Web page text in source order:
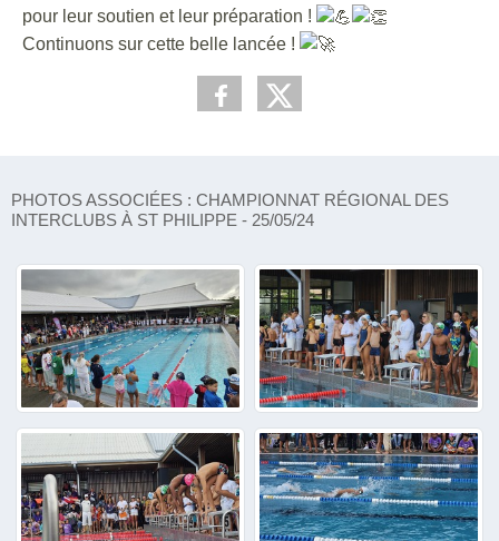
pour leur soutien et leur préparation !
Continuons sur cette belle lancée !
PHOTOS ASSOCIÉES : CHAMPIONNAT RÉGIONAL DES
INTERCLUBS À ST PHILIPPE - 25/05/24